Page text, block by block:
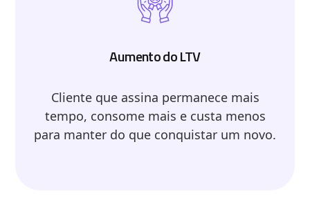
Aumento do LTV
Cliente que assina permanece mais
tempo, consome mais e custa menos
para manter do que conquistar um novo.